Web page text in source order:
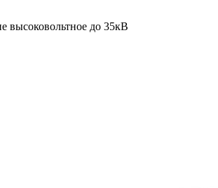
высоковольтное до 35кВ